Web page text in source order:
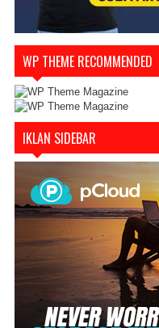
WP THEME RECOMMENDED
IKLAN SIDEBAR